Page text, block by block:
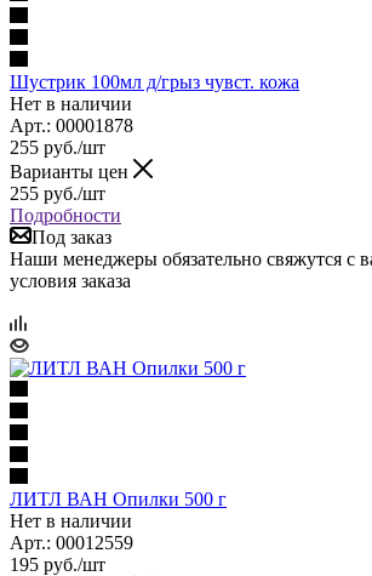
Шустрик 100мл д/грыз чувст. кожа
Нет в наличии
Арт.: 00001878
255 руб./шт
Варианты цен
255 руб./шт
Подробности
Под заказ
Наши менеджеры обязательно свяжутся с
условия заказа
ЛИТЛ ВАН Опилки 500 г
Нет в наличии
Арт.: 00012559
195 руб./шт